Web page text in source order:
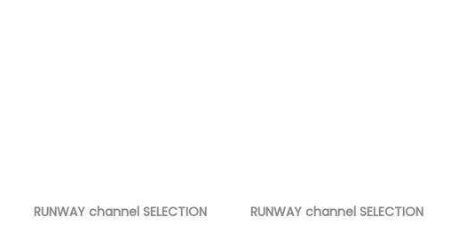
RUNWAY channel SELECTION RUNWAY channel SELECTION